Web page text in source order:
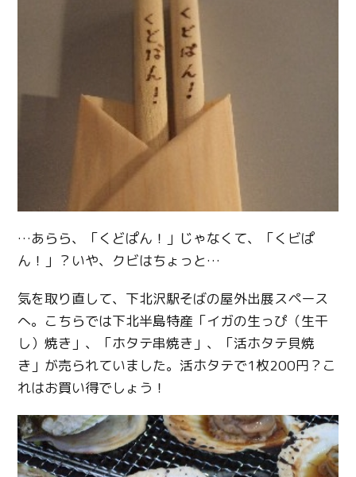
…あらら、「くどぱん！」じゃなくて、「くビぱ
ん！」？いや、クビはちょっと…
気を取り直して、下北沢駅そばの屋外出展スペース
へ。こちらでは下北半島特産「イガの生っぴ（生干
し）焼き」、「ホタテ串焼き」、「活ホタテ貝焼
き」が売られていました。活ホタテで1枚200円？こ
れはお買い得でしょう！
Twitter
Line
Copy URL